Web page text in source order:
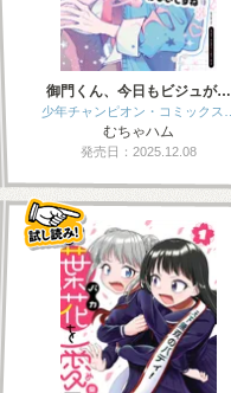
御門くん、今日もビジュが…
少年チャンピオン・コミックス…
むちゃハム
発売日：2025.12.08